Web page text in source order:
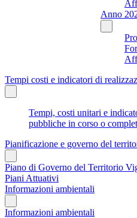
Anno
Tempi costi e indicatori di
Tempi, costi unitari e
pubbliche in corso o
Pianificazione e governo del
Piano di Governo del Territorio
Piani Attuativi
Informazioni ambientali
Informazioni ambientali